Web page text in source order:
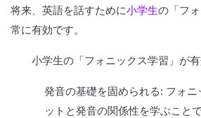
将来、英語を話すために小学生の「フ
常に有効です。
小学生の「フォニックス学習」が有
発音の基礎を固められる: フォ
ットと発音の関係性を学ぶこと